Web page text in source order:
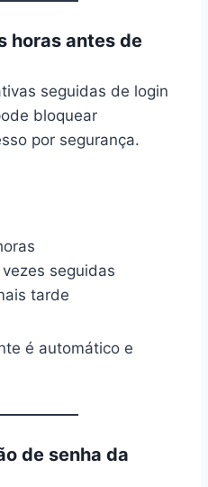
horas antes de
seguidas de login
bloquear
por segurança.
seguidas
tarde
é automático e
de senha da